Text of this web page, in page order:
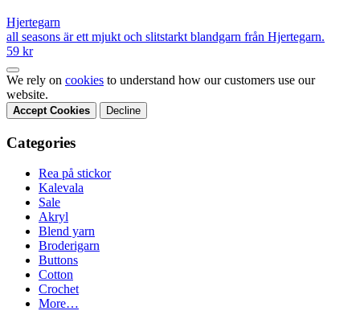
Hjertegarn
all seasons är ett mjukt och slitstarkt blandgarn från Hjertegarn.
59 kr
We rely on cookies to understand how our customers use our
website.
Accept Cookies Decline
Categories
Rea på stickor
Kalevala
Sale
Akryl
Blend yarn
Broderigarn
Buttons
Cotton
Crochet
More…